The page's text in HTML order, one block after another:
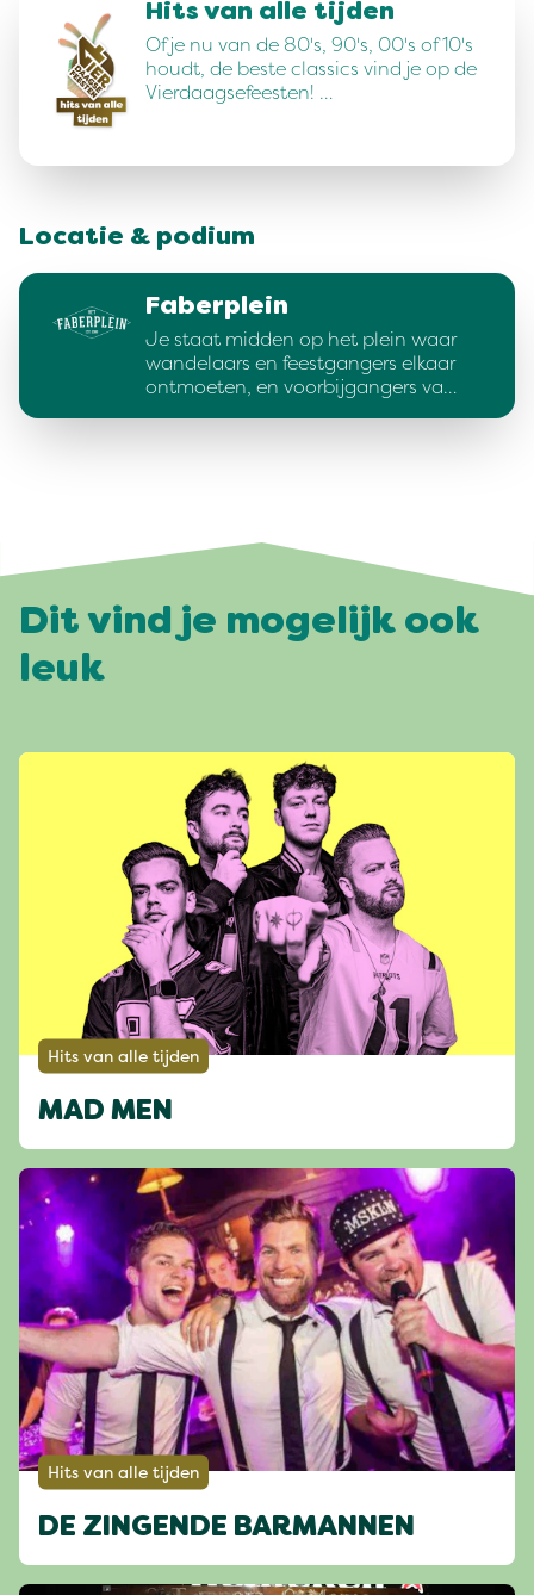
Hits van alle tijden
Of je nu van de 80's, 90's, 00's of 10's
houdt, de beste classics vind je op de
Vierdaagsefeesten! …
Locatie & podium
Faberplein
Je staat midden op het plein waar
wandelaars en feestgangers elkaar
ontmoeten, en voorbijgangers va…
Dit vind je mogelijk ook
leuk
Hits van alle tijden
MAD MEN
Hits van alle tijden
DE ZINGENDE BARMANNEN